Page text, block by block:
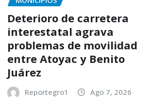
Deterioro de carretera
interestatal agrava
problemas de movilidad
entre Atoyac y Benito
Juárez
Reportegro1 Ago 7, 2026